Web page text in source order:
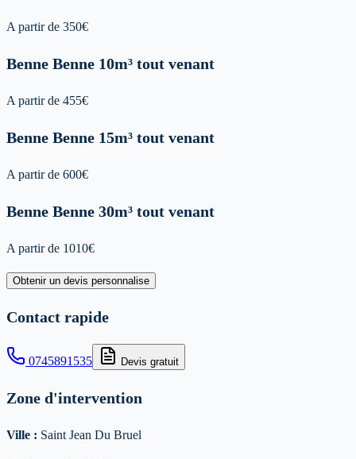
A partir de 350€
Benne Benne 10m³ tout venant
A partir de 455€
Benne Benne 15m³ tout venant
A partir de 600€
Benne Benne 30m³ tout venant
A partir de 1010€
Obtenir un devis personnalise
Contact rapide
0745891535 Devis gratuit
Zone d'intervention
Ville : Saint Jean Du Bruel